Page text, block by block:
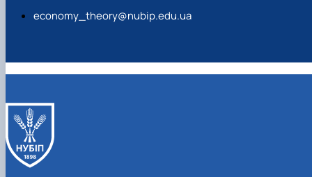
economy_theory@nubip.edu.ua